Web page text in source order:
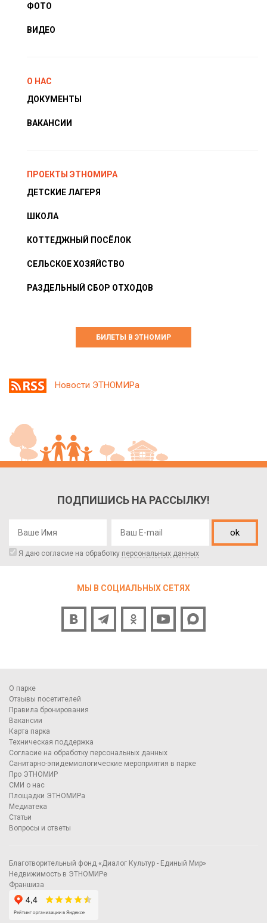
ФОТО
ВИДЕО
О НАС
ДОКУМЕНТЫ
ВАКАНСИИ
ПРОЕКТЫ ЭТНОМИРА
ДЕТСКИЕ ЛАГЕРЯ
ШКОЛА
КОТТЕДЖНЫЙ ПОСЁЛОК
СЕЛЬСКОЕ ХОЗЯЙСТВО
РАЗДЕЛЬНЫЙ СБОР ОТХОДОВ
БИЛЕТЫ В ЭТНОМИР
Новости ЭТНОМИРа
ПОДПИШИСЬ НА РАССЫЛКУ!
ok
Я даю согласие на обработку персональных данных
МЫ В СОЦИАЛЬНЫХ СЕТЯХ
О парке
Отзывы посетителей
Правила бронирования
Вакансии
Карта парка
Техническая поддержка
Согласие на обработку персональных данных
Санитарно-эпидемиологические мероприятия в парке
Про ЭТНОМИР
СМИ о нас
Площадки ЭТНОМИРа
Медиатека
Статьи
Вопросы и ответы
Благотворительный фонд «Диалог Культур - Единый Мир»
Недвижимость в ЭТНОМИРе
Франшиза